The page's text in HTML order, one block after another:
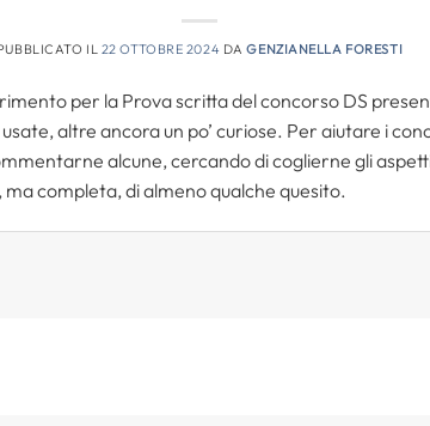
IL 22 OTTOBRE 2024 DAGENZIANELLA FORESTI
per la Prova scritta del concorso DS
altre ancora un po’ curiose. Per aiutare i
alcune, cercando di coglierne gli
completa, di almeno qualche quesito.